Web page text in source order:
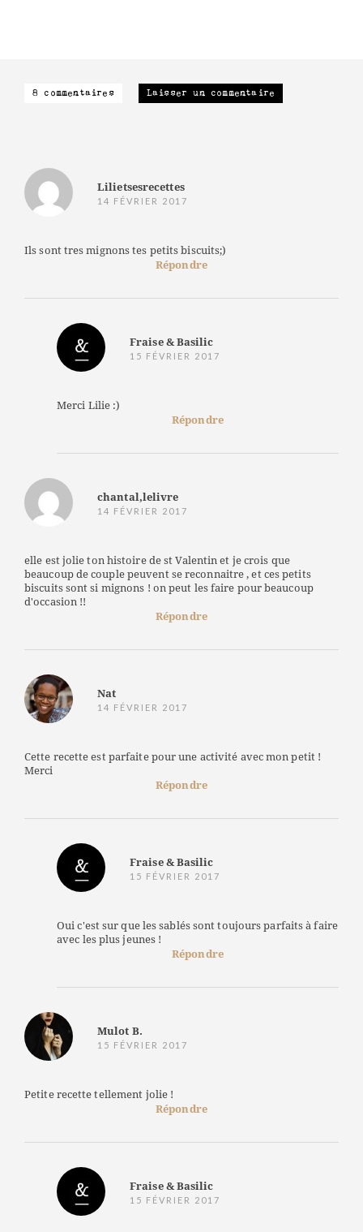
8 commentaires Laisser un commentaire
Lilietsesrecettes
14 FÉVRIER 2017
Ils sont tres mignons tes petits biscuits;)
Répondre
Fraise & Basilic
15 FÉVRIER 2017
Merci Lilie :)
Répondre
chantal,lelivre
14 FÉVRIER 2017
elle est jolie ton histoire de st Valentin et je crois que
beaucoup de couple peuvent se reconnaitre , et ces petits
biscuits sont si mignons ! on peut les faire pour beaucoup
d'occasion !!
Répondre
Nat
14 FÉVRIER 2017
Cette recette est parfaite pour une activité avec mon petit !
Merci
Répondre
Fraise & Basilic
15 FÉVRIER 2017
Oui c'est sur que les sablés sont toujours parfaits à faire
avec les plus jeunes !
Répondre
Mulot B.
15 FÉVRIER 2017
Petite recette tellement jolie !
Répondre
Fraise & Basilic
15 FÉVRIER 2017